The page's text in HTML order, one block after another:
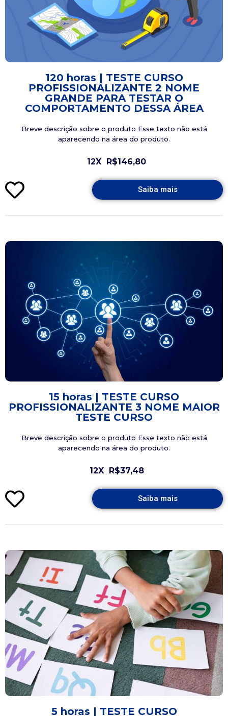
120 horas | TESTE CURSO
PROFISSIONALIZANTE 2 NOME
GRANDE PARA TESTAR O
COMPORTAMENTO DESSA ÁREA
Breve descrição sobre o produto Esse texto não está
aparecendo na área do produto.
12X R$146,80
Saiba mais
15 horas | TESTE CURSO
PROFISSIONALIZANTE 3 NOME MAIOR
TESTE CURSO
Breve descrição sobre o produto Esse texto não está
aparecendo na área do produto.
12X R$37,48
Saiba mais
5 horas | TESTE CURSO